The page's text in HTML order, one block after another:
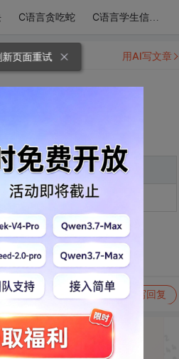
C语言贪吃蛇 C语言学生信息管理系统
，问题处理以及汉化思路
写回复
用AI写文章
页面重试